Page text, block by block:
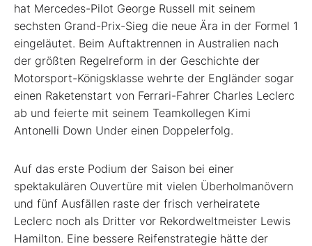
hat Mercedes-Pilot George Russell mit seinem
sechsten Grand-Prix-Sieg die neue Ära in der Formel 1
eingeläutet. Beim Auftaktrennen in Australien nach
der größten Regelreform in der Geschichte der
Motorsport-Königsklasse wehrte der Engländer sogar
einen Raketenstart von Ferrari-Fahrer Charles Leclerc
ab und feierte mit seinem Teamkollegen Kimi
Antonelli Down Under einen Doppelerfolg.
Auf das erste Podium der Saison bei einer
spektakulären Ouvertüre mit vielen Überholmanövern
und fünf Ausfällen raste der frisch verheiratete
Leclerc noch als Dritter vor Rekordweltmeister Lewis
Hamilton. Eine bessere Reifenstrategie hätte der